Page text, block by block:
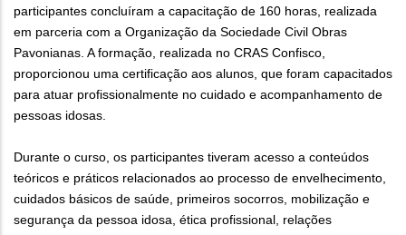
participantes concluíram a capacitação de 160 horas, realizada
em parceria com a Organização da Sociedade Civil Obras
Pavonianas. A formação, realizada no CRAS Confisco,
proporcionou uma certificação aos alunos, que foram capacitados
para atuar profissionalmente no cuidado e acompanhamento de
pessoas idosas.
Durante o curso, os participantes tiveram acesso a conteúdos
teóricos e práticos relacionados ao processo de envelhecimento,
cuidados básicos de saúde, primeiros socorros, mobilização e
segurança da pessoa idosa, ética profissional, relações